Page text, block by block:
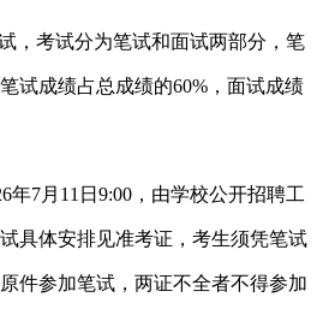
，考试分为笔试和面试两部分，笔
试成绩占总成绩的60%，面试成绩
年7月11日9:00，由学校公开招聘工
具体安排见准考证，考生须凭笔试
件参加笔试，两证不全者不得参加